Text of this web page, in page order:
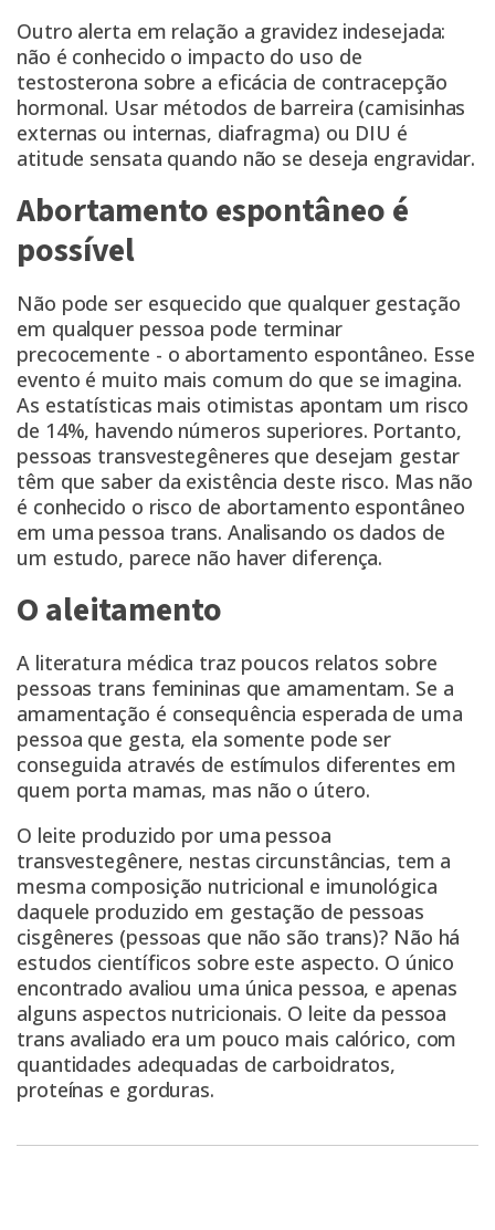
Outro alerta em relação a gravidez indesejada:
não é conhecido o impacto do uso de
testosterona sobre a eficácia de contracepção
hormonal. Usar métodos de barreira (camisinhas
externas ou internas, diafragma) ou DIU é
atitude sensata quando não se deseja engravidar.
Abortamento espontâneo é
possível
Não pode ser esquecido que qualquer gestação
em qualquer pessoa pode terminar
precocemente - o abortamento espontâneo. Esse
evento é muito mais comum do que se imagina.
As estatísticas mais otimistas apontam um risco
de 14%, havendo números superiores. Portanto,
pessoas transvestegêneres que desejam gestar
têm que saber da existência deste risco. Mas não
é conhecido o risco de abortamento espontâneo
em uma pessoa trans. Analisando os dados de
um estudo, parece não haver diferença.
O aleitamento
A literatura médica traz poucos relatos sobre
pessoas trans femininas que amamentam. Se a
amamentação é consequência esperada de uma
pessoa que gesta, ela somente pode ser
conseguida através de estímulos diferentes em
quem porta mamas, mas não o útero.
O leite produzido por uma pessoa
transvestegênere, nestas circunstâncias, tem a
mesma composição nutricional e imunológica
daquele produzido em gestação de pessoas
cisgêneres (pessoas que não são trans)? Não há
estudos científicos sobre este aspecto. O único
encontrado avaliou uma única pessoa, e apenas
alguns aspectos nutricionais. O leite da pessoa
trans avaliado era um pouco mais calórico, com
quantidades adequadas de carboidratos,
proteínas e gorduras.